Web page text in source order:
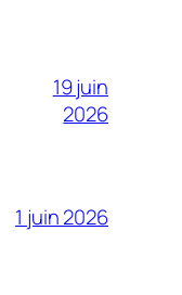
19 juin
2026
1 juin 2026